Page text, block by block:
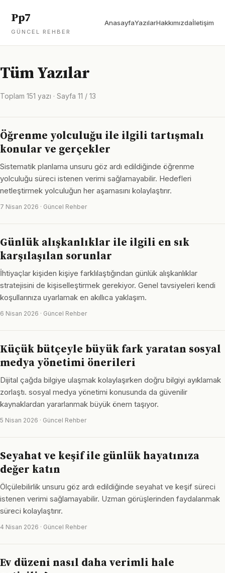
Pp7
GÜNCEL REHBER
AnasayfaYazılarHakkımızdaİletişim
Tüm Yazılar
Toplam 151 yazı · Sayfa 11 / 13
Öğrenme yolculuğu ile ilgili tartışmalı
konular ve gerçekler
Sistematik planlama unsuru göz ardı edildiğinde öğrenme
yolculuğu süreci istenen verimi sağlamayabilir. Hedefleri
netleştirmek yolculuğun her aşamasını kolaylaştırır.
7 Nisan 2026 · Güncel Rehber
Günlük alışkanlıklar ile ilgili en sık
karşılaşılan sorunlar
İhtiyaçlar kişiden kişiye farklılaştığından günlük alışkanlıklar
stratejisini de kişiselleştirmek gerekiyor. Genel tavsiyeleri kendi
koşullarınıza uyarlamak en akıllıca yaklaşım.
6 Nisan 2026 · Güncel Rehber
Küçük bütçeyle büyük fark yaratan sosyal
medya yönetimi önerileri
Dijital çağda bilgiye ulaşmak kolaylaşırken doğru bilgiyi ayıklamak
zorlaştı. sosyal medya yönetimi konusunda da güvenilir
kaynaklardan yararlanmak büyük önem taşıyor.
5 Nisan 2026 · Güncel Rehber
Seyahat ve keşif ile günlük hayatınıza
değer katın
Ölçülebilirlik unsuru göz ardı edildiğinde seyahat ve keşif süreci
istenen verimi sağlamayabilir. Uzman görüşlerinden faydalanmak
süreci kolaylaştırır.
4 Nisan 2026 · Güncel Rehber
Ev düzeni nasıl daha verimli hale